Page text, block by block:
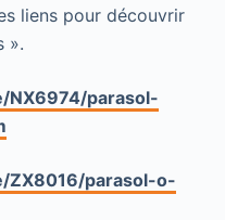
liens pour découvrir
».
parasol-
parasol-o-